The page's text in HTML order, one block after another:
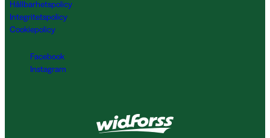
Hållbarhetspolicy
Integritetspolicy
Cookiepolicy
Facebook
Instagram